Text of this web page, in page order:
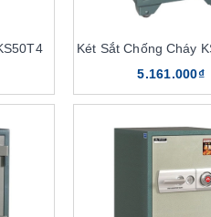
được sản xuất trên dây
quản tốt tài sản, tư trang và
cháy nổ, hỏa hoạn xảy ra thì
khi đó các loại két sắt
rắn, độ bền cao. Không chỉ có
Két Sắt Chống Cháy
5.161.000₫